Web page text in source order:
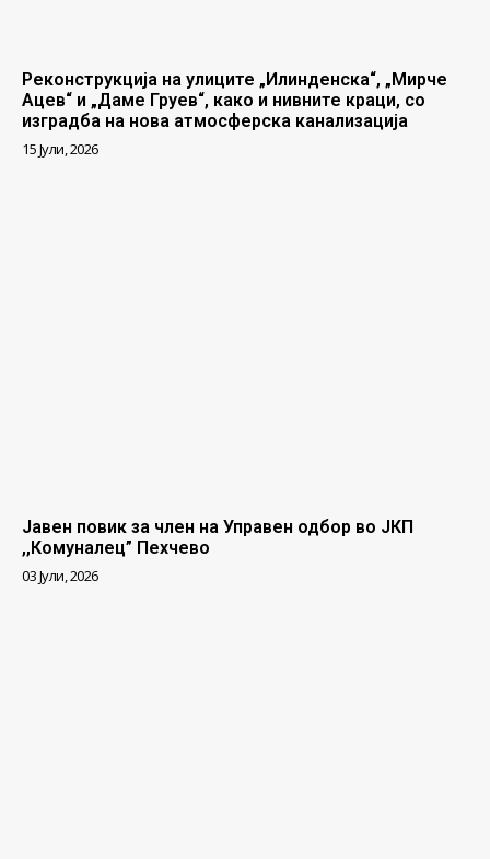
Реконструкција на улиците „Илинденска“, „Мирче
Ацев“ и „Даме Груев“, како и нивните краци, со
изградба на нова атмосферска канализација
15 Јули, 2026
Јавен повик за член на Управен одбор во ЈКП
,,Комуналец” Пехчево
03 Јули, 2026